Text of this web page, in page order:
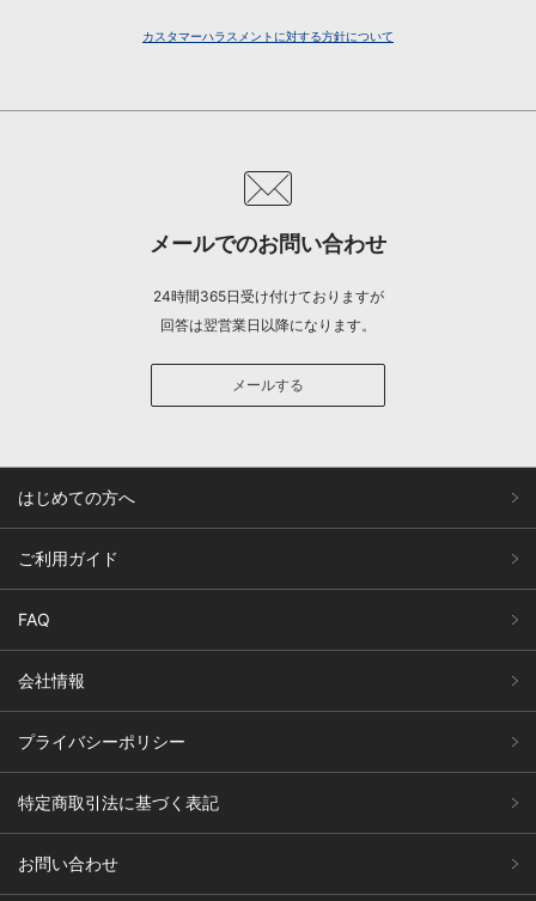
カスタマーハラスメントに対する方針について
メールでのお問い合わせ
24時間365日受け付けておりますが
回答は翌営業日以降になります。
メールする
はじめての方へ
ご利用ガイド
FAQ
会社情報
プライバシーポリシー
特定商取引法に基づく表記
お問い合わせ